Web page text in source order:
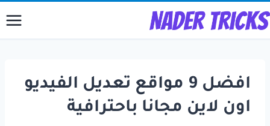
إلى
افضل 9 مواقع تعديل الفيديو
اون لاين مجانا باحترافية